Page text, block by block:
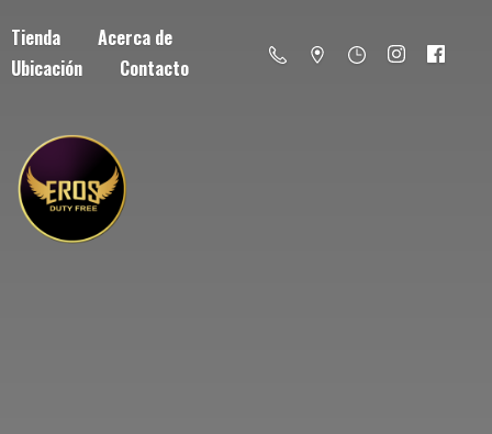
Tienda
Acerca de
Ubicación
Contacto